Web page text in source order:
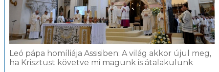
Leó pápa homíliája Assisiben: A világ akkor újul meg,
ha Krisztust követve mi magunk is átalakulunk